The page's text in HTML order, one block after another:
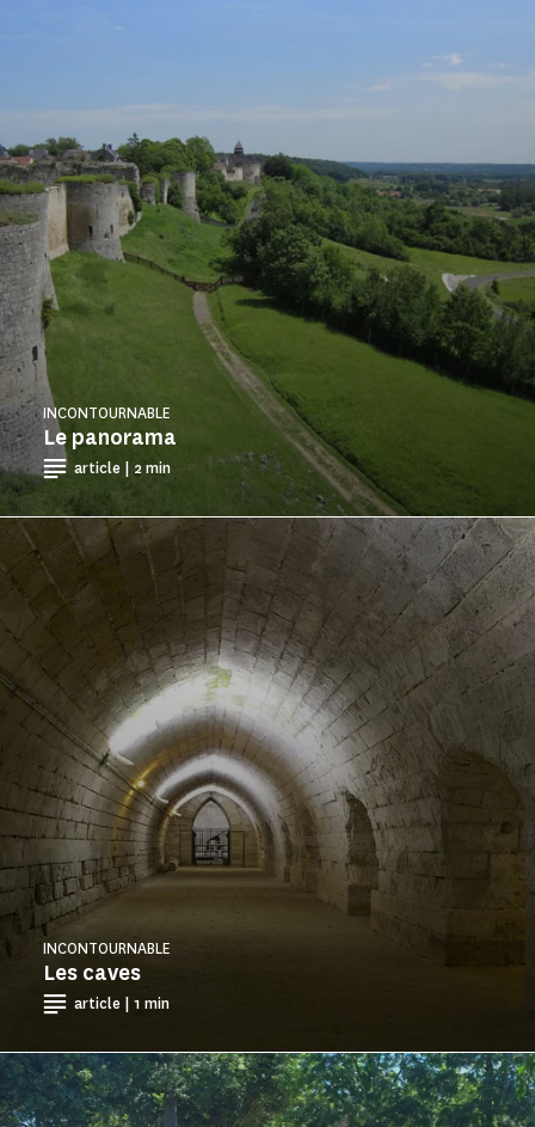
Le panorama
INCONTOURNABLE
article | 2 min
Les caves
INCONTOURNABLE
article | 1 min